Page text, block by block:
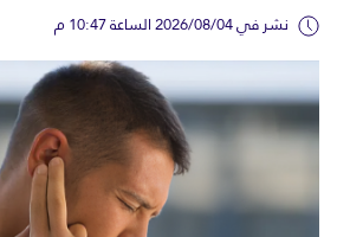
نشر في 2026/08/04 الساعة 10:47 م